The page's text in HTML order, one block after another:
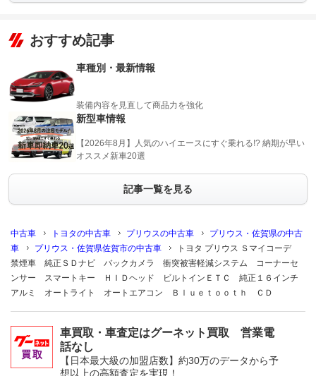
おすすめ記事
車種別・最新情報
装備内容を見直して商品力を強化
新型車情報
【2026年8月】人気のハイエースにすぐ乗れる!? 納期が早い
オススメ新車20選
記事一覧を見る
中古車 トヨタの中古車 プリウスの中古車
プリウス・佐賀県の中古
車
プリウス・佐賀県佐賀市の中古車
トヨタ プリウス Ｓマイコーデ
禁煙車 純正ＳＤナビ バックカメラ 衝突被害軽減システム コーナーセ
ンサー スマートキー ＨＩＤヘッド ビルトインＥＴＣ 純正１６インチ
アルミ オートライト オートエアコン Ｂｌｕｅｔｏｏｔｈ ＣＤ
車買取・車査定はグーネット買取 営業電
話なし
【日本最大級の加盟店数】約30万のデータから予
想以上の高額査定を実現！